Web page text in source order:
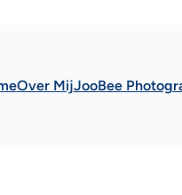
Over MijJooBee